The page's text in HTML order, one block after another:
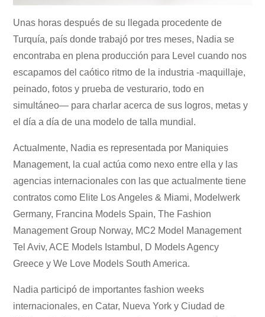
Unas horas después de su llegada procedente de
Turquía, país donde trabajó por tres meses, Nadia se
encontraba en plena producción para Level cuando nos
escapamos del caótico ritmo de la industria -maquillaje,
peinado, fotos y prueba de vesturario, todo en
simultáneo— para charlar acerca de sus logros, metas y
el día a día de una modelo de talla mundial.
Actualmente, Nadia es representada por Maniquies
Management, la cual actúa como nexo entre ella y las
agencias internacionales con las que actualmente tiene
contratos como Elite Los Angeles & Miami, Modelwerk
Germany, Francina Models Spain, The Fashion
Management Group Norway, MC2 Model Management
Tel Aviv, ACE Models Istambul, D Models Agency
Greece y We Love Models South America.
Nadia participó de importantes fashion weeks
internacionales, en Catar, Nueva York y Ciudad de